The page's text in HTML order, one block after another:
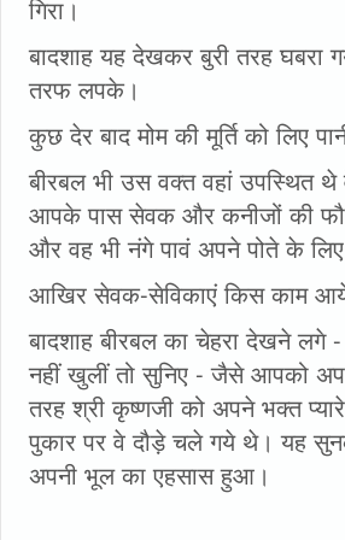
गिरा।
बादशाह यह देखकर बुरी तरह
तरफ लपके।
कुछ देर बाद मोम की मूर्ति को लिए
बीरबल भी उस वक्त वहां उपस्थित थे
आपके पास सेवक और कनीजों की
और वह भी नंगे पावं अपने पोते के
आखिर सेवक-सेविकाएं किस काम
बादशाह बीरबल का चेहरा देखने
नहीं खुलीं तो सुनिए - जैसे आपको
तरह श्री कृष्णजी को अपने भक्त
पुकार पर वे दौड़े चले गये थे। यह
अपनी भूल का एहसास हुआ।